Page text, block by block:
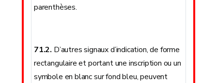
parenthèses.
71.2. D’autres signaux d’indication, de forme
rectangulaire et portant une inscription ou un
symbole en blanc sur fond bleu, peuvent